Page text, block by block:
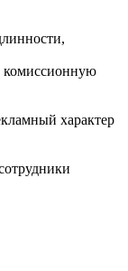
комиссионную
характер